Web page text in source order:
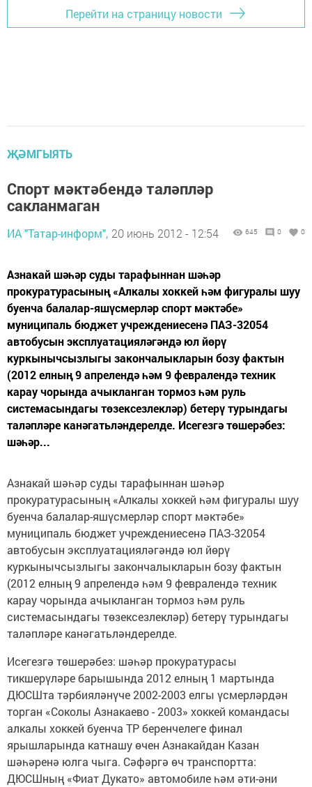
Перейти на страницу новости
ҖӘМГЫЯТЬ
Cпорт мәктәбендә таләпләр
сакланмаган
ИА "Татар-информ", 20 июнь 2012 - 12:54 645 0 0
Азнакай шәһәр суды тарафыннан шәһәр
прокуратурасының «Алкалы хоккей һәм фигуралы шуу
буенча балалар-яшүсмерләр спорт мәктәбе»
муниципаль бюджет учреждениесенә ПАЗ-32054
автобусын эксплуатацияләгәндә юл йөрү
куркынычсызлыгы закончалыкларын бозу фактын
(2012 елның 9 апрелендә һәм 9 февралендә техник
карау чорында ачыкланган тормоз һәм руль
системасындагы төзексезлекләр) бетерү турындагы
таләпләре канәгатьләндерелде. Исегезгә төшерәбез:
шәһәр...
Азнакай шәһәр суды тарафыннан шәһәр
прокуратурасының «Алкалы хоккей һәм фигуралы шуу
буенча балалар-яшүсмерләр спорт мәктәбе»
муниципаль бюджет учреждениесенә ПАЗ-32054
автобусын эксплуатацияләгәндә юл йөрү
куркынычсызлыгы закончалыкларын бозу фактын
(2012 елның 9 апрелендә һәм 9 февралендә техник
карау чорында ачыкланган тормоз һәм руль
системасындагы төзексезлекләр) бетерү турындагы
таләпләре канәгатьләндерелде.
Исегезгә төшерәбез: шәһәр прокуратурасы
тикшерүләре барышында 2012 елның 1 мартында
ДЮСШта тәрбияләнүче 2002-2003 елгы үсмерләрдән
торган «Соколы Азнакаево - 2003» хоккей командасы
алкалы хоккей буенча ТР беренчелеге финал
ярышларында катнашу өчен Азнакайдан Казан
шәһәренә юлга чыга. Сәфәргә өч транспортта:
ДЮСШның «Фиат Дукато» автомобиле һәм әти-әни